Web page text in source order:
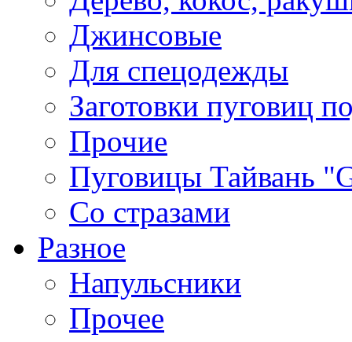
Джинсовые
Для спецодежды
Заготовки пуговиц
Прочие
Пуговицы Тайвань
Со стразами
Разное
Напульсники
Прочее